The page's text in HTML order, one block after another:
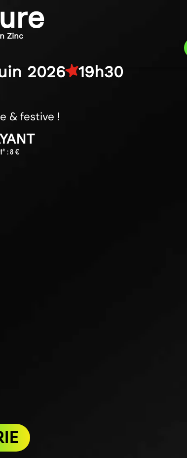
Zinc
2026 19h30
& festive !
: 8 €